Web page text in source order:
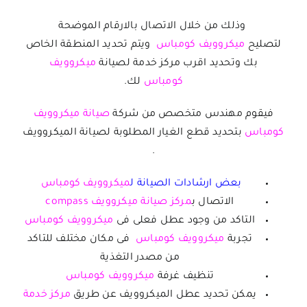
وذلك من خلال الاتصال بالارقام الموضحة
لتصليح ميكروويف كومباس ويتم تحديد المنطقة الخاص
بك وتحديد اقرب مركز خدمة لصيانة ميكروويف
كومباس لك.
فيقوم مهندس متخصص من شركة صيانة ميكروويف
كومباس بتحديد قطع الغيار المطلوبة لصيانة الميكروويف
.
بعض ارشادات الصيانة لميكروويف كومباس
الاتصال بمركز صيانة ميكروويف compass
التاكد من وجود عطل فعلى فى ميكروويف كومباس
تجربة ميكروويف كومباس
فى مكان مختلف للتاكد
من مصدر التغذية
تنظيف غرفة ميكروويف كومباس
يمكن تحديد عطل الميكروويف عن طريق مركز خدمة